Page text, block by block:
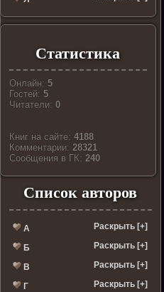
Статистика
Онлайн: 5
Гостей: 5
Читатели:0
Книг на сайте:4188
Комментарии:28321
Cообщения в ГК:240
Список авторов
А Раскрыть [+]
Б Раскрыть [+]
В Раскрыть [+]
Г Раскрыть [+]